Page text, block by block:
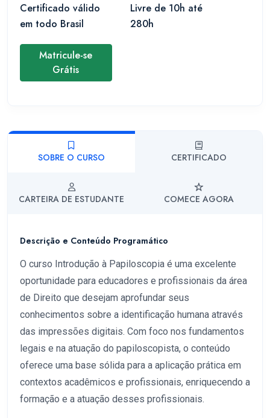
Certificado válido
em todo Brasil
Livre de 10h até
280h
Matricule-se
Grátis
SOBRE O CURSO CERTIFICADO
CARTEIRA DE ESTUDANTE COMECE AGORA
Descrição e Conteúdo Programático
O curso Introdução à Papiloscopia é uma excelente
oportunidade para educadores e profissionais da área
de Direito que desejam aprofundar seus
conhecimentos sobre a identificação humana através
das impressões digitais. Com foco nos fundamentos
legais e na atuação do papiloscopista, o conteúdo
oferece uma base sólida para a aplicação prática em
contextos acadêmicos e profissionais, enriquecendo a
formação e a atuação desses profissionais.